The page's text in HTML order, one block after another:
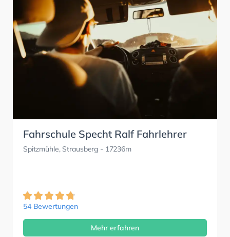
Fahrschule Specht Ralf Fahrlehrer
Spitzmühle, Strausberg - 17236m
54 Bewertungen
Mehr erfahren